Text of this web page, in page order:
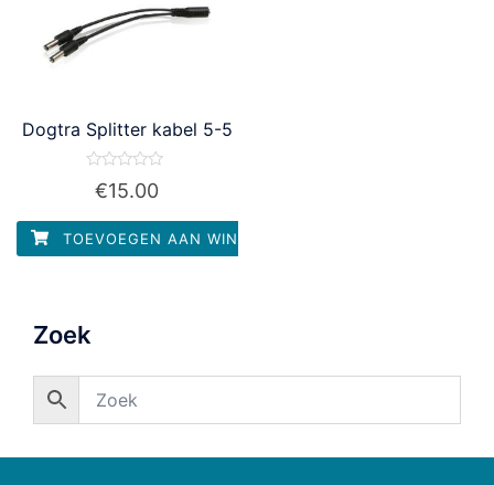
Dogtra Splitter kabel 5-5
Waardering
5
€15.00
TOEVOEGEN AAN WINKELWAGEN
Zoek